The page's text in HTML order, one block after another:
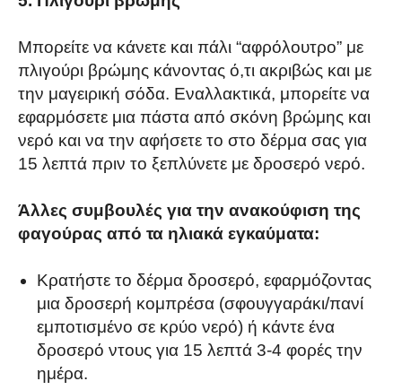
Μπορείτε να κάνετε και πάλι “αφρόλουτρο” με
πλιγούρι βρώμης κάνοντας ό,τι ακριβώς και με
την μαγειρική σόδα. Εναλλακτικά, μπορείτε να
εφαρμόσετε μια πάστα από σκόνη βρώμης και
νερό και να την αφήσετε το στο δέρμα σας για
15 λεπτά πριν το ξεπλύνετε με δροσερό νερό.
Άλλες συμβουλές για την ανακούφιση της
φαγούρας από τα ηλιακά εγκαύματα:
Κρατήστε το δέρμα δροσερό, εφαρμόζοντας
μια δροσερή κομπρέσα (σφουγγαράκι/πανί
εμποτισμένο σε κρύο νερό) ή κάντε ένα
δροσερό ντους για 15 λεπτά 3-4 φορές την
ημέρα.